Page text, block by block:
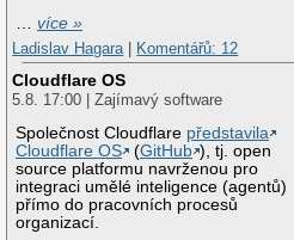
…více »
Ladislav Hagara| Komentářů: 12
Cloudflare OS
5.8. 17:00 | Zajímavý software
Společnost Cloudflare představila
Cloudflare OS
(GitHub ), tj. open
source platformu navrženou pro
integraci umělé inteligence (agentů)
přímo do pracovních procesů
organizací.